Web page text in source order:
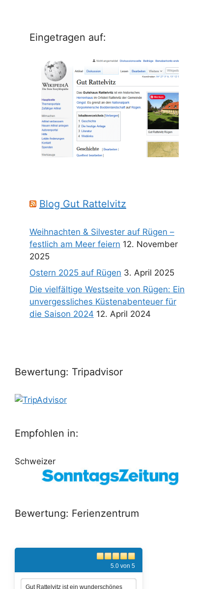
Eingetragen auf:
Blog Gut Rattelvitz
Weihnachten & Silvester auf Rügen –
festlich am Meer feiern 12. November
2025
Ostern 2025 auf Rügen 3. April 2025
Die vielfältige Westseite von Rügen: Ein
unvergessliches Küstenabenteuer für
die Saison 2024 12. April 2024
Bewertung: Tripadvisor
Empfohlen in:
Schweizer
Bewertung: Ferienzentrum
5.0 von 5
Gut Rattelvitz ist ein wunderschönes